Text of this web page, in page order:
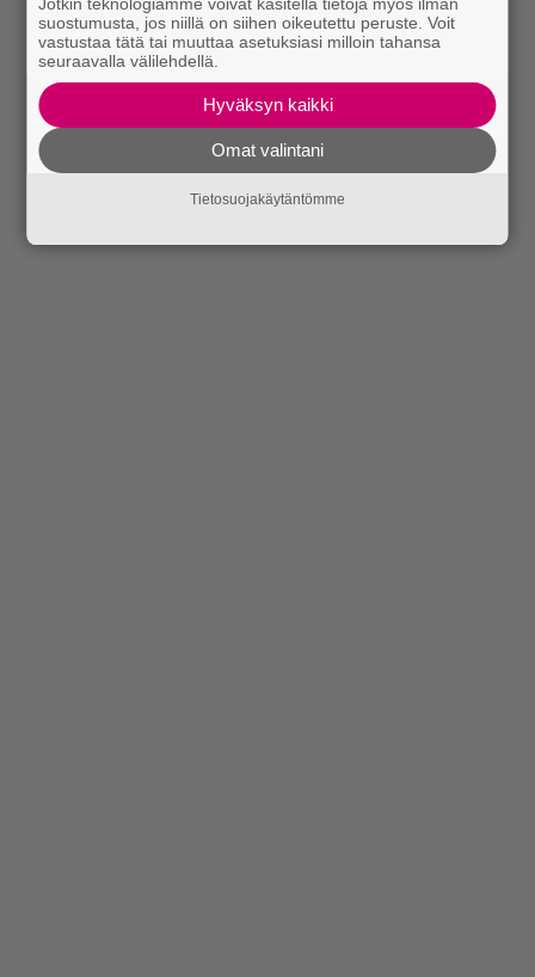
suostumusta, jos niillä on siihen oikeutettu peruste. Voit
vastustaa tätä tai muuttaa asetuksiasi milloin tahansa
seuraavalla välilehdellä.
Hyväksyn kaikki
Omat valintani
Tietosuojakäytäntömme